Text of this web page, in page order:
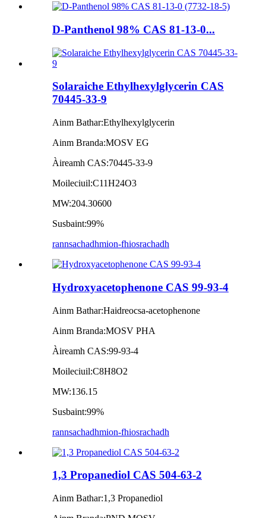
D-Panthenol 98% CAS 81-13-0...
Solaraiche Ethylhexylglycerin CAS
70445-33-9
Ainm Bathar:Ethylhexylglycerin
Ainm Branda:MOSV EG
Àireamh CAS:70445-33-9
Moileciuil:C11H24O3
MW:204.30600
Susbaint:99%
rannsachadhmion-fhiosrachadh
Hydroxyacetophenone CAS 99-93-4
Ainm Bathar:Haidreocsa-acetophenone
Ainm Branda:MOSV PHA
Àireamh CAS:99-93-4
Moileciuil:C8H8O2
MW:136.15
Susbaint:99%
rannsachadhmion-fhiosrachadh
1,3 Propanediol CAS 504-63-2
Ainm Bathar:1,3 Propanediol